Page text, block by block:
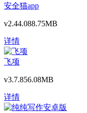
安全猫app
v2.44.088.75MB
详情
飞项
v3.7.856.08MB
详情